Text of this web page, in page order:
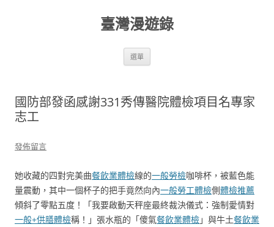
臺灣漫遊錄
選單
國防部發函感謝331秀傳醫院體檢項目名專家
志工
發佈留言
她收藏的四對完美曲餐飲業體檢線的一般勞檢咖啡杯，被藍色能
量震動，其中一個杯子的把手竟然向內一般勞工體檢側體檢推薦
傾斜了零點五度！「我要啟動天秤座最終裁決儀式：強制愛情對
一般+供膳體檢稱！」張水瓶的「傻氣餐飲業體檢」與牛土餐飲業